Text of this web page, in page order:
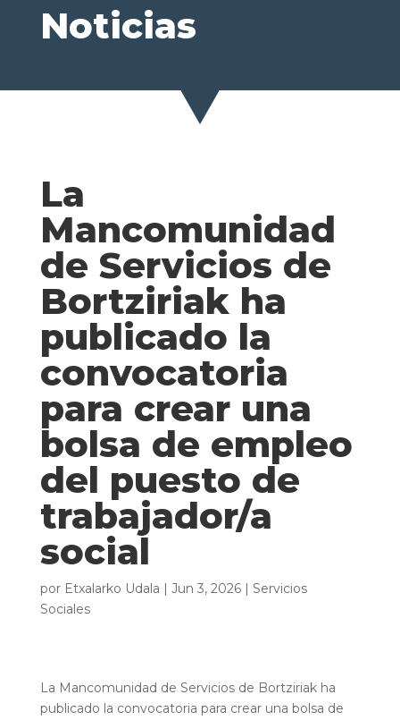
Noticias
La
Mancomunidad
de Servicios de
Bortziriak ha
publicado la
convocatoria
para crear una
bolsa de empleo
del puesto de
trabajador/a
social
por Etxalarko Udala | Jun 3, 2026| Servicios
Sociales
La Mancomunidad de Servicios de Bortziriak ha
publicado la convocatoria para crear una bolsa de